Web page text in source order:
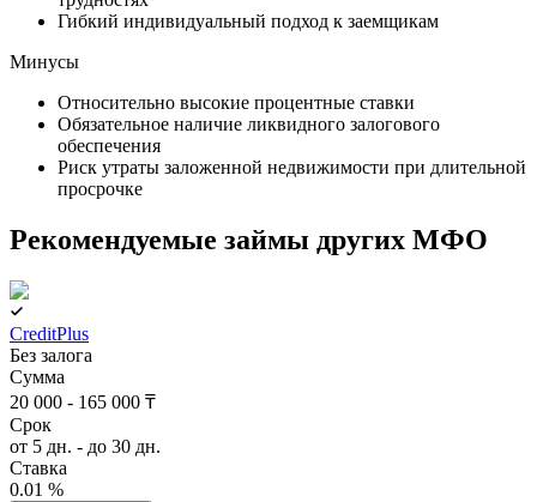
Гибкий индивидуальный подход к заемщикам
Минусы
Относительно высокие процентные ставки
Обязательное наличие ликвидного залогового
обеспечения
Риск утраты заложенной недвижимости при длительной
просрочке
Рекомендуемые займы других МФО
CreditPlus
Без залога
Сумма
20 000 - 165 000 ₸
Срок
от 5 дн. - до 30 дн.
Ставка
0.01 %